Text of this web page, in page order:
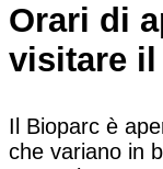
Orari di
visitare
Il Bioparc è
che variano in